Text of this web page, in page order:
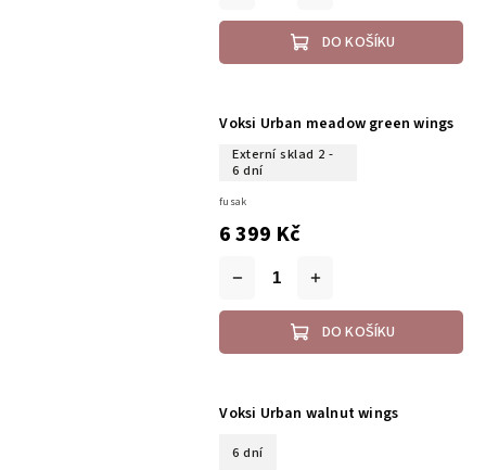
DO KOŠÍKU
Voksi Urban meadow green wings
Externí sklad 2 -
6 dní
6 399 Kč
DO KOŠÍKU
fusak
Voksi Urban walnut wings
6 dní